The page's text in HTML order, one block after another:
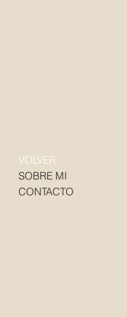
VOLVER
SOBRE MI
CONTACTO